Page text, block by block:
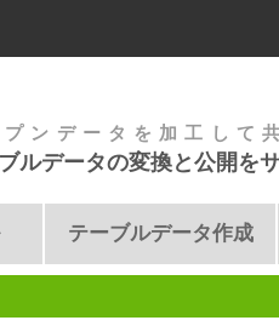
プンデータを加工して
ルデータの変換と公開を
テーブルデータ作成